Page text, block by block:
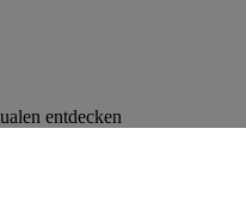
entdecken